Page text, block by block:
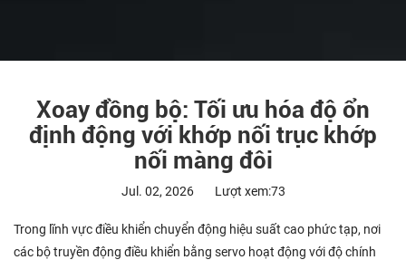
Xoay đồng bộ: Tối ưu hóa độ ổn
định động với khớp nối trục khớp
nối màng đôi
Jul. 02, 2026 Lượt xem:73
Trong lĩnh vực điều khiển chuyển động hiệu suất cao phức tạp, nơi
các bộ truyền động điều khiển bằng servo hoạt động với độ chính